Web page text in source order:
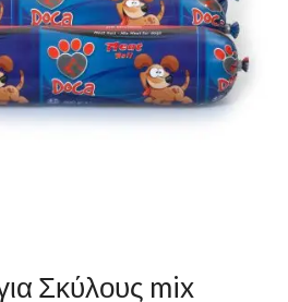
Σκύλους mix